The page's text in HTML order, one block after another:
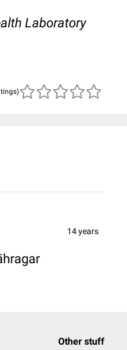
Laboratory
14 years
Other stuff